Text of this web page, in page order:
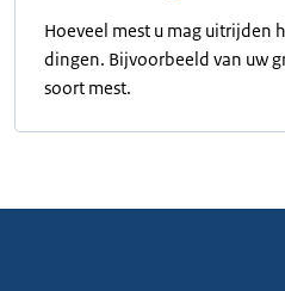
Hoeveel mest u mag uitrijden
dingen. Bijvoorbeeld van uw
soort mest.